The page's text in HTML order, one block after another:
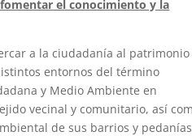
el conocimiento y la
a la ciudadanía al patrimonio
entornos del término
y Medio Ambiente en
vecinal y comunitario, así
de sus barrios y